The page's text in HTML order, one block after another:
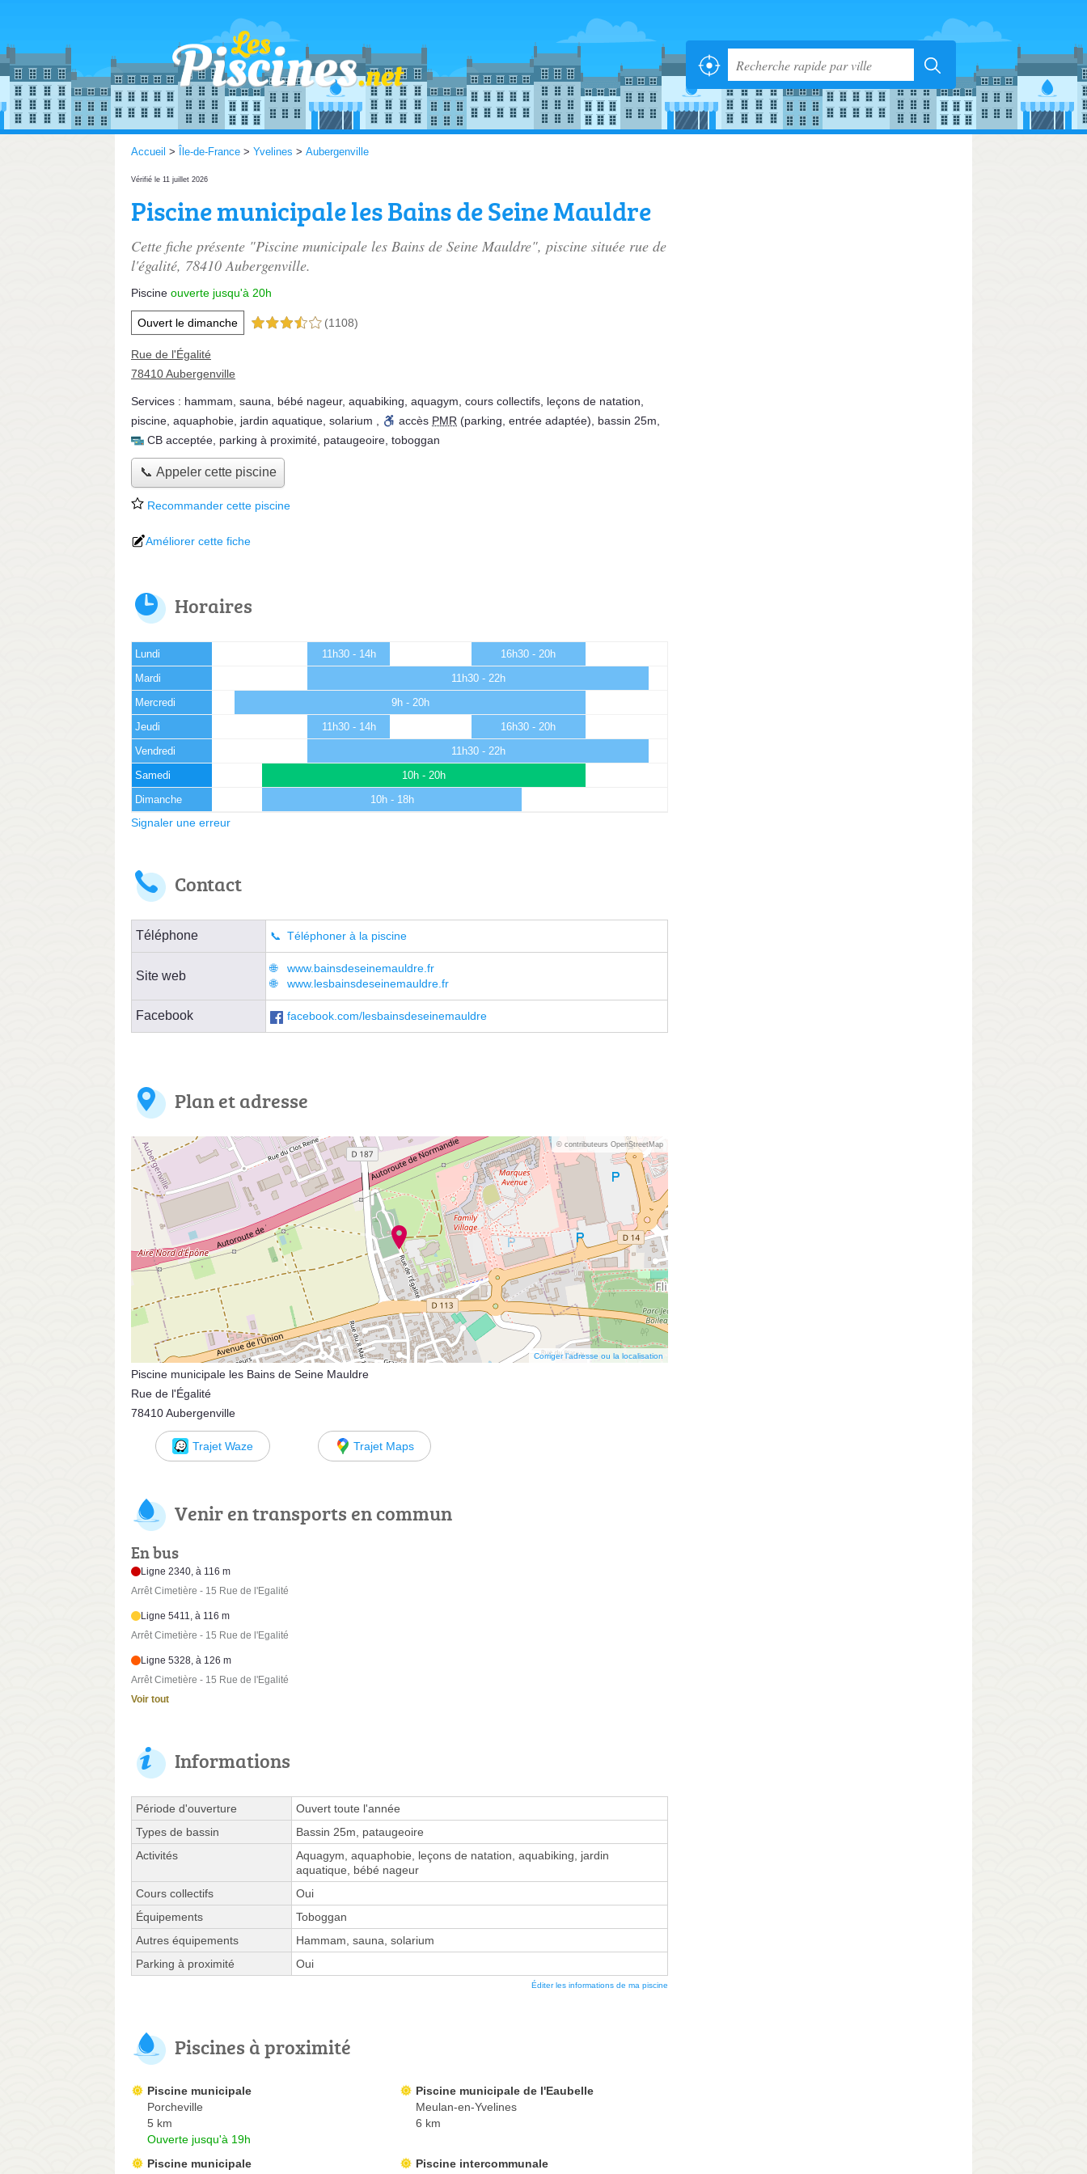
Accueil > Île-de-France > Yvelines > Aubergenville
Vérifié le 11 juillet 2026
Piscine municipale les Bains de Seine Mauldre
Cette fiche présente "Piscine municipale les Bains de Seine Mauldre", piscine située rue de
l'égalité, 78410 Aubergenville.
Piscine ouverte jusqu'à 20h
Ouvert le dimanche 3,5 étoiles sur 5 (1108)
Rue de l'Égalité
78410 Aubergenville
Services : hammam sauna bébé nageur, aquabiking aquagym cours collectifs leçons de natation
piscine aquaphobie jardin aquatique solarium accès PMR (parking, entrée adaptée) bassin 25m
CB acceptée parking à proximité pataugeoire toboggan
📞 Appeler cette piscine
Recommander cette piscine
Améliorer cette fiche
Horaires
Lundi 11h30 - 14h 16h30 - 20h
Mardi 11h30 - 22h
Mercredi 9h - 20h
Jeudi 11h30 - 14h 16h30 - 20h
Vendredi 11h30 - 22h
Samedi 10h - 20h
Dimanche 10h - 18h
Signaler une erreur
Contact
Téléphone Téléphoner à la piscine
Site web
www.bainsdeseinemauldre.fr
www.lesbainsdeseinemauldre.fr
Facebook facebook.com/lesbainsdeseinemauldre
Plan et adresse
© contributeurs OpenStreetMap
Corriger l’adresse ou la localisation
Piscine municipale les Bains de Seine Mauldre
Rue de l'Égalité
78410 Aubergenville
Trajet Waze Trajet Maps
Venir en transports en commun
En bus
Ligne 2340, à 116 m
Arrêt Cimetière - 15 Rue de l'Egalité
Ligne 5411, à 116 m
Arrêt Cimetière - 15 Rue de l'Egalité
Ligne 5328, à 126 m
Arrêt Cimetière - 15 Rue de l'Egalité
Voir tout
Informations
Période d'ouverture
Ouvert toute l'année
Types de bassin
Bassin 25m, pataugeoire
Activités
Aquagym, aquaphobie, leçons de natation, aquabiking, jardin
aquatique, bébé nageur
Cours collectifs
Oui
Équipements
Toboggan
Autres équipements
Hammam, sauna, solarium
Parking à proximité
Oui
Éditer les informations de ma piscine
Piscines à proximité
Piscine municipale
Porcheville
5 km
Ouverte jusqu'à 19h
Piscine municipale de l'Eaubelle
Meulan-en-Yvelines
6 km
Piscine municipale
Piscine intercommunale